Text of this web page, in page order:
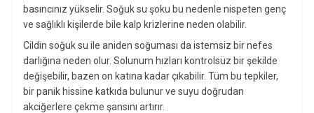
basıncınız yükselir. Soğuk su şoku bu nedenle nispeten genç
ve sağlıklı kişilerde bile kalp krizlerine neden olabilir.
Cildin soğuk su ile aniden soğuması da istemsiz bir nefes
darlığına neden olur. Solunum hızları kontrolsüz bir şekilde
değişebilir, bazen on katına kadar çıkabilir. Tüm bu tepkiler,
bir panik hissine katkıda bulunur ve suyu doğrudan
akciğerlere çekme şansını artırır.